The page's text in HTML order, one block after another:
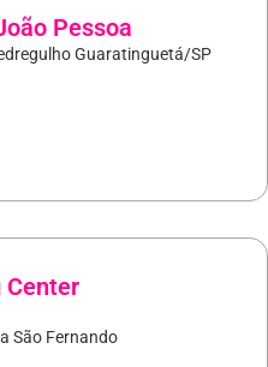
Pessoa
Guaratinguetá/SP
Center
São Fernando